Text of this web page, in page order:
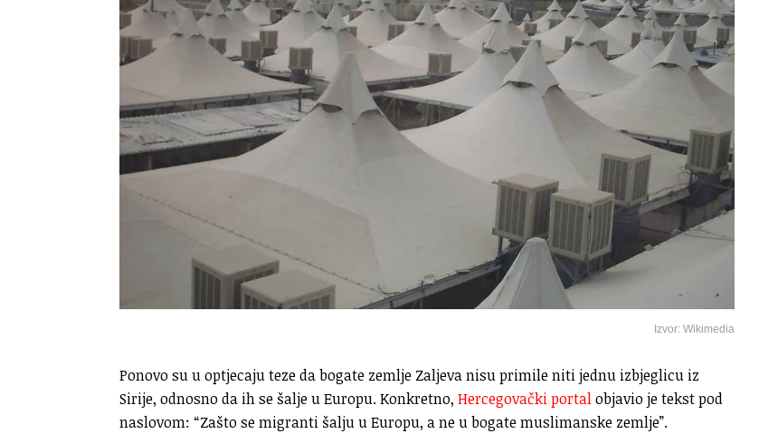
Izvor: Wikimedia
Ponovo su u optjecaju teze da bogate zemlje Zaljeva nisu primile niti jednu izbjeglicu iz
Sirije, odnosno da ih se šalje u Europu. Konkretno, Hercegovački portalobjavio je tekst pod
naslovom: “Zašto se migranti šalju u Europu, a ne u bogate muslimanske zemlje”.